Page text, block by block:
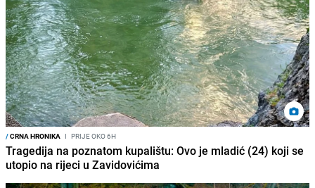
/CRNA HRONIKA I PRIJE OKO 6H
Tragedija na poznatom kupalištu: Ovo je mladić (24) koji se
utopio na rijeci u Zavidovićima